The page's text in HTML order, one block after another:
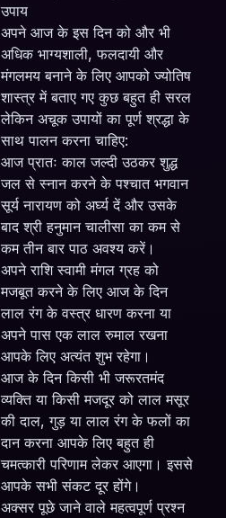
उपाय
अपने आज के इस दिन को और भी
अधिक भाग्यशाली, फलदायी और
मंगलमय बनाने के लिए आपको ज्योतिष
शास्त्र में बताए गए कुछ बहुत ही सरल
लेकिन अचूक उपायों का पूर्ण श्रद्धा के
साथ पालन करना चाहिए:
आज प्रातः काल जल्दी उठकर शुद्ध
जल से स्नान करने के पश्चात भगवान
सूर्य नारायण को अर्घ्य दें और उसके
बाद श्री हनुमान चालीसा का कम से
कम तीन बार पाठ अवश्य करें।
अपने राशि स्वामी मंगल ग्रह को
मजबूत करने के लिए आज के दिन
लाल रंग के वस्त्र धारण करना या
अपने पास एक लाल रुमाल रखना
आपके लिए अत्यंत शुभ रहेगा।
आज के दिन किसी भी जरूरतमंद
व्यक्ति या किसी मजदूर को लाल मसूर
की दाल, गुड़ या लाल रंग के फलों का
दान करना आपके लिए बहुत ही
चमत्कारी परिणाम लेकर आएगा। इससे
आपके सभी संकट दूर होंगे।
अक्सर पूछे जाने वाले महत्वपूर्ण प्रश्न